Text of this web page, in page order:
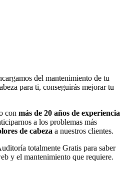
del mantenimiento de tu
para ti, conseguirás mejorar tu
con más de 20 años de experiencia
a los problemas más
de cabeza a nuestros clientes.
totalmente Gratis para saber
y el mantenimiento que requiere.